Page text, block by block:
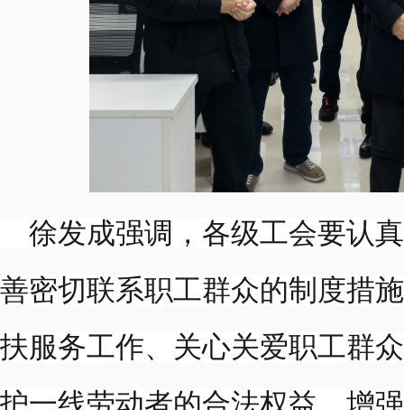
徐发成强调，各级工会要认
善密切联系职工群众的制度措
扶服务工作、关心关爱职工群